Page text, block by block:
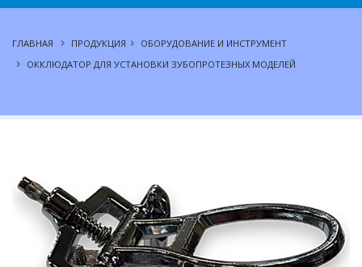
ГЛАВНАЯ ПРОДУКЦИЯ
ОБОРУДОВАНИЕ И ИНСТРУМЕНТ
ОККЛЮДАТОР ДЛЯ УСТАНОВКИ ЗУБОПРОТЕЗНЫХ МОДЕЛЕЙ